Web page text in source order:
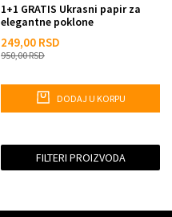
1+1 GRATIS Ukrasni papir za
elegantne poklone
249,00 RSD
950,00RSD
DODAJ U KORPU
FILTERI PROIZVODA